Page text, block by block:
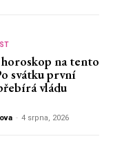
na tento
svátku první
vládu
- 4 srpna, 2026